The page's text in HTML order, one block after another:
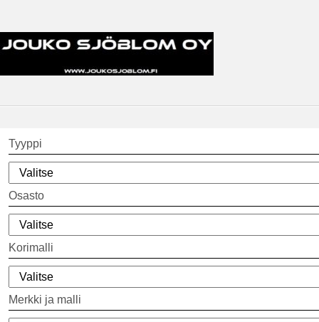
Tyyppi
Osasto
Korimalli
Merkki ja malli